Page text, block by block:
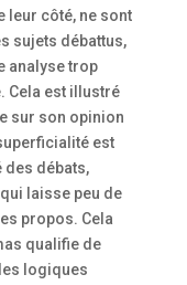
leur côté, ne sont
sujets débattus,
analyse trop
Cela est illustré
sur son opinion
est
des débats,
laisse peu de
propos. Cela
qualifie de
logiques